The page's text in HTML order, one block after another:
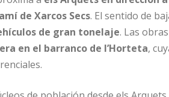
de Xarcos Secs. El sentido de
de gran tonelaje. Las
en el barranco de l’Horteta,